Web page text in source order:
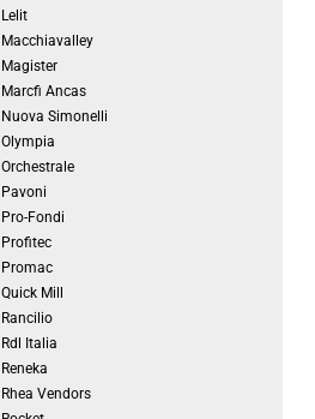
Lelit
Macchiavalley
Magister
Marcfi Ancas
Nuova Simonelli
Olympia
Orchestrale
Pavoni
Pro-Fondi
Profitec
Promac
Quick Mill
Rancilio
Rdl Italia
Reneka
Rhea Vendors